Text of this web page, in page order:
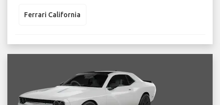
Ferrari California